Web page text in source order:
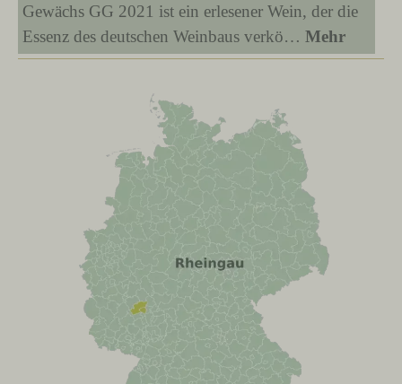
Gewächs GG 2021 ist ein erlesener Wein, der die
Essenz des deutschen Weinbaus verkö… Mehr